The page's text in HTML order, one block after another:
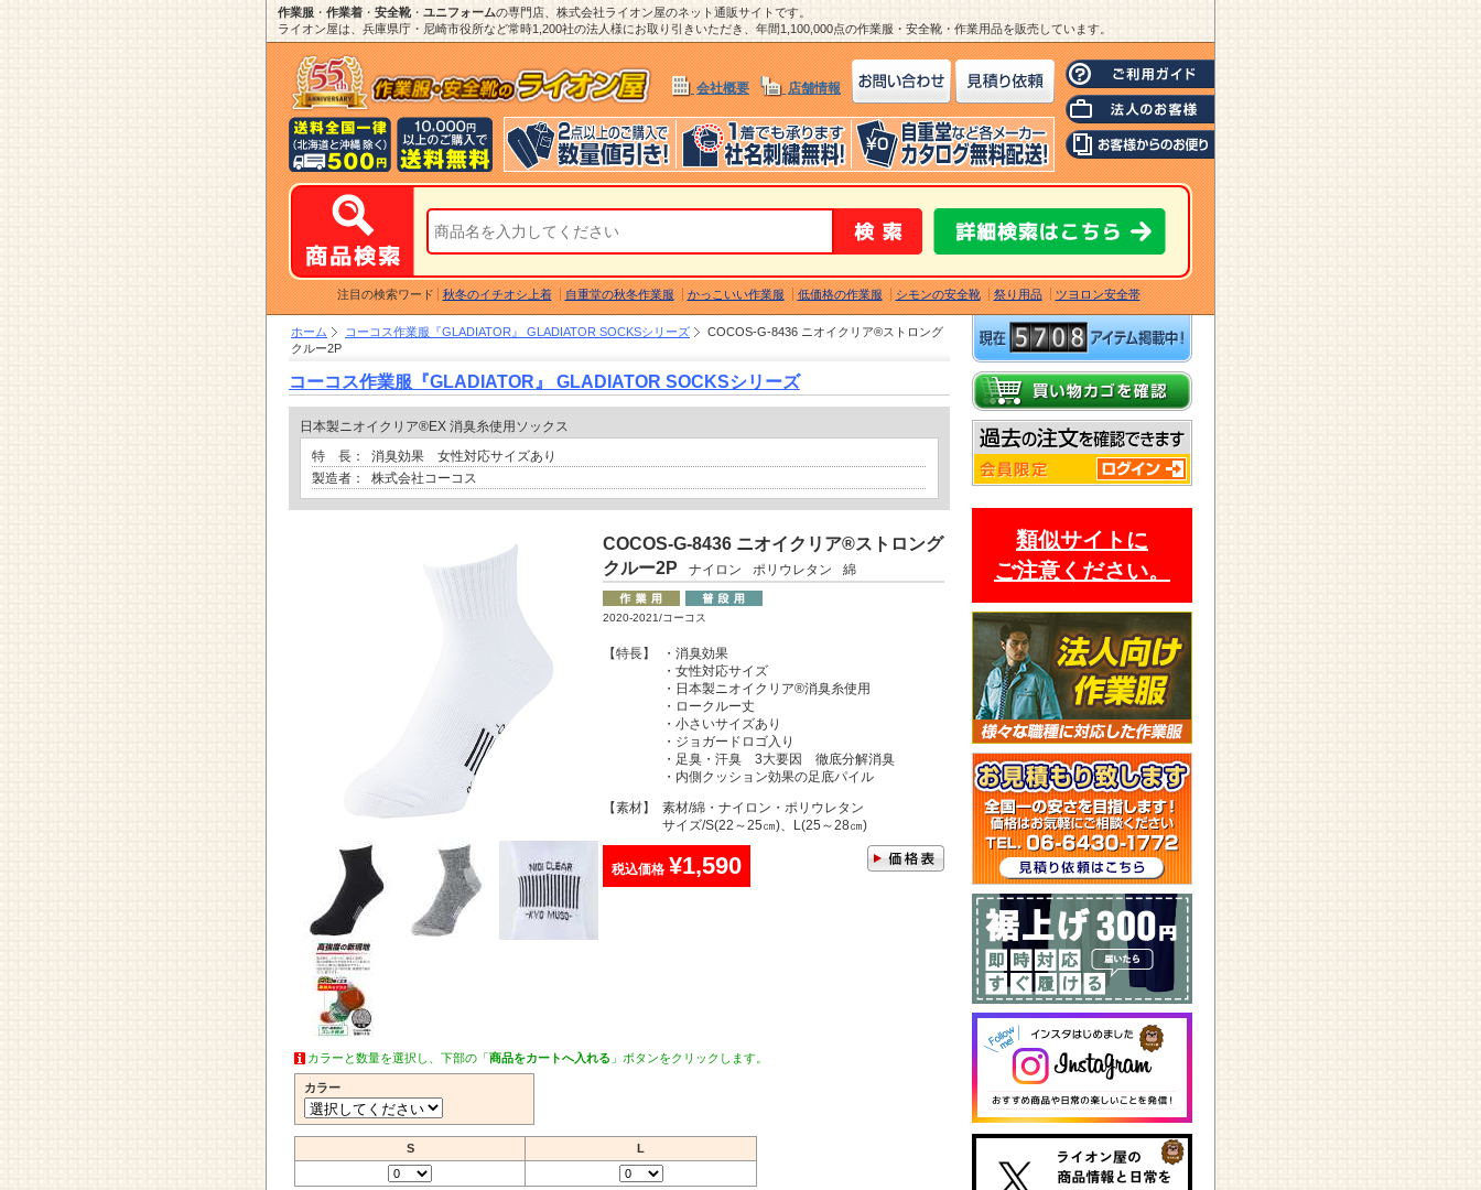
作業服 ・ 作業着 ・ 安全靴・ ユニフォームの専門店、株式会社ライオン屋のネット通販サイトです。
ライオン屋は、兵庫県庁・尼崎市役所など常時1,200社の法人様にお取り引きいただき、年間1,100,000点の作業服・安全靴・作業用品を販売しています。
会社概要 店舗情報
注目の検索ワード 秋冬のイチオシ上着 自重堂の秋冬作業服 かっこいい作業服 低価格の作業服 シモンの安全靴 祭り用品 ツヨロン安全帯
ホーム コーコス作業服『GLADIATOR』 GLADIATOR SOCKSシリーズ
COCOS-G-8436 ニオイクリア®ストロング
クルー2P
コーコス作業服『GLADIATOR』 GLADIATOR SOCKSシリーズ
日本製ニオイクリア®EX 消臭糸使用ソックス
特 長：
消臭効果 女性対応サイズあり
製造者：
株式会社コーコス
COCOS-G-8436 ニオイクリア®ストロング
クルー2P
ナイロン ポリウレタン 綿
2020-2021/コーコス
【特長】
・消臭効果
・女性対応サイズ
・日本製ニオイクリア®消臭糸使用
・ロークルー丈
・小さいサイズあり
・ジョガードロゴ入り
・足臭・汗臭 3大要因 徹底分解消臭
・内側クッション効果の足底パイル
【素材】
素材/綿・ナイロン・ポリウレタン
サイズ/S(22～25㎝)、L(25～28㎝)
税込価格 ¥1,590
カラーと数量を選択し、下部の「商品をカートへ入れる 」ボタンをクリックします。
カラー
S L
類似サイトに
ご注意ください。